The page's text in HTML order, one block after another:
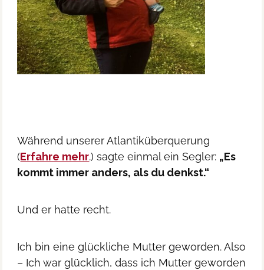
Während unserer Atlantiküberquerung
(Erfahre mehr.) sagte einmal ein Segler: „Es
kommt immer anders, als du denkst.“
Und er hatte recht.
Ich bin eine glückliche Mutter geworden. Also
– Ich war glücklich, dass ich Mutter geworden